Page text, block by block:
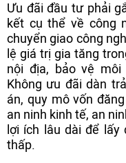
Ưu đãi đầu tư phải
kết cụ thể về công
chuyển giao công
lệ giá trị gia tăng
nội địa, bảo vệ
Không ưu đãi dàn
án, quy mô vốn
an ninh kinh tế, an
lợi ích lâu dài để
thấp.